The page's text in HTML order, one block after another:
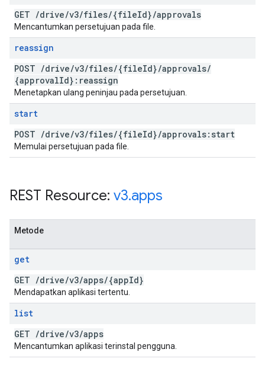
GET /drive/v3/files/{fileId}/approvals
Mencantumkan persetujuan pada file.
reassign
POST /drive/v3/files/{fileId}/approvals/
{approvalId}:reassign
Menetapkan ulang peninjau pada persetujuan.
start
POST /drive/v3/files/{fileId}/approvals:start
Memulai persetujuan pada file.
REST Resource: v3.apps
Metode
get
GET /drive/v3/apps/{appId}
Mendapatkan aplikasi tertentu.
list
GET /drive/v3/apps
Mencantumkan aplikasi terinstal pengguna.